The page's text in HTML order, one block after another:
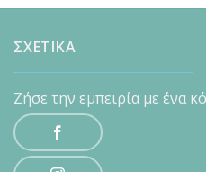
ΣΧΕΤΙΚΑ
Ζήσε την εμπειρία με ένα